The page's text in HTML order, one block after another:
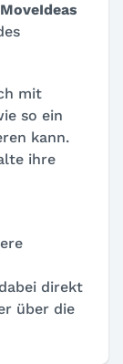
mit
so ein
kann.
ihre
direkt
über die